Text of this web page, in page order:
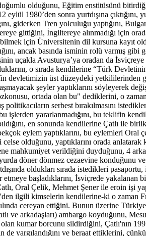
olduğunu, Eğitim enstitüsünü
eylül 1980’den sonra yurtdışına
giderken Tren yolculuğu yaptığını,
gittiğini, İngiltereye alınmadığı için
için Üniversitenin dil kursuna kayıt
ancak basında isminin rolü varmış
eşinin uçakla Avusturya’ya oradan da
o sırada kendilerine “Türk
devletimizin üst düzeydeki yetkililerinden
şeyler yaptıklarını söyleyerek
ortada olan bu" dediklerini, o
politikacıların serbest bırakılmasını
işlerden yararlanmadığını, bu teklifin
en sonunda kendilerine Çatlı ile
eylem yaptıklarını, bu eylemleri
olduğunu, yaptıklarını orada
mahkumiyet verildiğini duyduğunu, 4
döner dönmez cezaevine konduğunu ve
oldukları sırada istedikleri
etmeye başladıklarını, İsviçrede
Oral Çelik, Mehmet Şener ile eroin işi
ilgili kimselerin kendilerine-ki o zaman
cereyan ettiğini. Bunun üzerine
ve arkadaşları) ambargo koyduğunu,
kumar borcunu sildirdiğini, Çatlı'nın
de yargılandığını ve beraat ettiklerini,